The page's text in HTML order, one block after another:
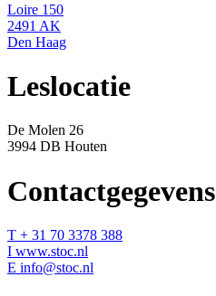
Loire 150
2491 AK
Den Haag
Leslocatie
De Molen 26
3994 DB Houten
Contactgegevens
T + 31 70 3378 388
I www.stoc.nl
E info@stoc.nl